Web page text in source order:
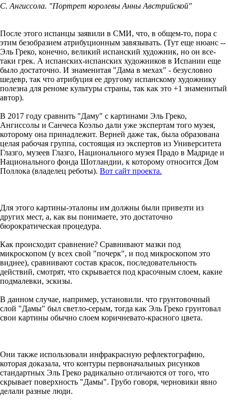
С. Ангиссола. "Портрет королевы Анны Австрийской"
После этого испанцы заявили в СМИ, что, в общем-то, пора с
этим безобразием атрибуционным завязывать. (Тут еще нюанс --
Эль Греко, конечно, великий испанский художник, но он все-
таки грек. А испанских-испанских художников в Испании еще
было достаточно. И знаменитая "Дама в мехах" - безусловно
шедевр, так что атрибуция ее другому испанскому художнику
полезна для реноме культуры страны, так как это +1 знаменитый
автор).
В 2017 году сравнить "Даму" с картинами Эль Греко,
Ангиссолы и Санчеса Коэльо дали уже экспертам того музея,
которому она принадлежит. Верней даже так, была образована
целая рабочая группа, состоящая из экспертов из Университета
Глазго, музеев Глазго, Национального музея Прадо в Мадриде и
Национального фонда Шотландии, к которому относится Дом
Поллока (владелец реботы). Вот сайт проекта.
Для этого картины-эталоны им должны были привезти из
других мест, а, как вы понимаете, это достаточно
бюрократическая процедура.
Как происходит сравнение? Сравнивают мазки под
микроскопом (у всех свой "почерк", и под микроскопом это
виднее), сравнивают состав красок, последовательность
действий, смотрят, что скрывается под красочным слоем, какие
подмалевки, эскизы.
В данном случае, например, установили. что грунтовочный
слой "Дамы" был светло-серым, тогда как Эль Греко грунтовал
свои картины обычно слоем коричневато-красного цвета.
Они также использовали инфракрасную рефлектографию,
которая доказала, что контуры первоначальных рисунков
стандартных Эль Греко радикально отличаются от того, что
скрывает поверхность "Дамы". Грубо говоря, черновики явно
делали разные люди.